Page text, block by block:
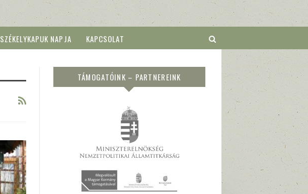
SZÉKELYKAPUK NAPJA KAPCSOLAT
TÁMOGATÓINK – PARTNEREINK